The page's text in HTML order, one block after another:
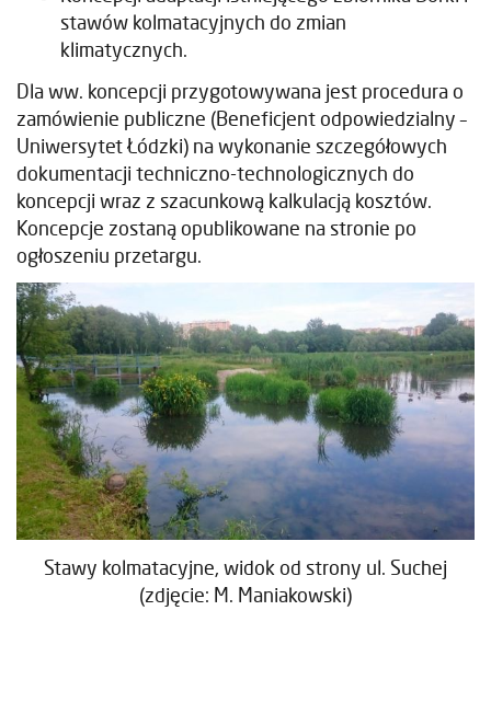
stawów kolmatacyjnych do zmian
klimatycznych.
Dla ww. koncepcji przygotowywana jest procedura o
zamówienie publiczne (Beneficjent odpowiedzialny –
Uniwersytet Łódzki) na wykonanie szczegółowych
dokumentacji techniczno-technologicznych do
koncepcji wraz z szacunkową kalkulacją kosztów.
Koncepcje zostaną opublikowane na stronie po
ogłoszeniu przetargu.
Stawy kolmatacyjne, widok od strony ul. Suchej
(zdjęcie: M. Maniakowski)